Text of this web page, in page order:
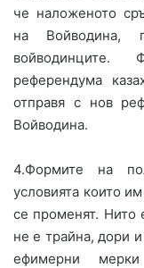
че наложеното
на Войводина,
референдума
отправя с нов
Войводина.
4.Формите на
условията които
се променят. Нито
не е трайна, дори
ефимерни